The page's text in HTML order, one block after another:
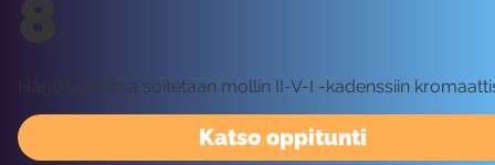
Katso oppitunti
8
Harjoituksessa soitetaan mollin II-V-I -kadenssiin